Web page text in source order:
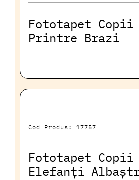
Fototapet Copii
Printre Brazi
Cod Produs: 17757
Fototapet Copii
Elefanți